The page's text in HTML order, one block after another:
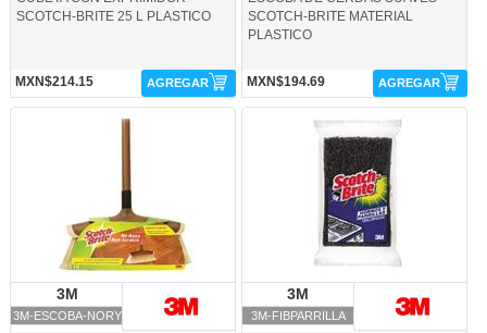
SCOTCH-BRITE 25 L PLASTICO
MXN$214.15 AGREGAR
SCOTCH-BRITE MATERIAL
PLASTICO
MXN$194.69 AGREGAR
3M-ESCOBA-NORY-3M
3M
3M-ESCOBA-NORY
3M
3M-FIBPARRILLA